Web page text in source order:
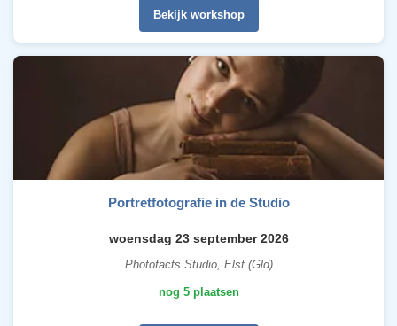
Bekijk workshop
Portretfotografie in de Studio
woensdag 23 september 2026
Photofacts Studio, Elst (Gld)
nog 5 plaatsen